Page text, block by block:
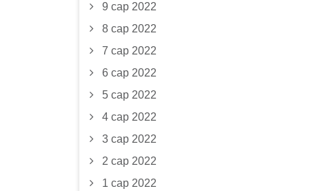
9 сар 2022
8 сар 2022
7 сар 2022
6 сар 2022
5 сар 2022
4 сар 2022
3 сар 2022
2 сар 2022
1 сар 2022